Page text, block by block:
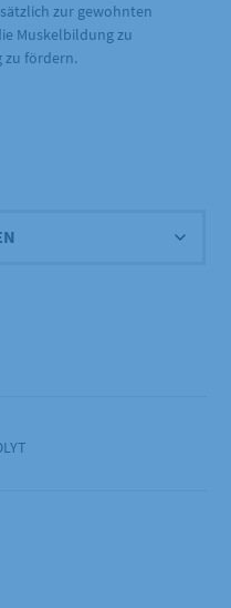
zur gewohnten
Muskelbildung zu
fördern.